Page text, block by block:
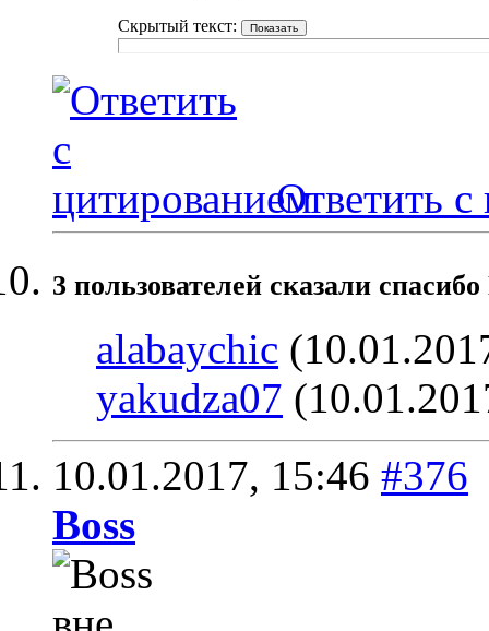
Скрытый текст:
Ответить с
3 пользователей сказали
alabaychic
yakudza07
10.01.2017, 15:46 #376
Boss